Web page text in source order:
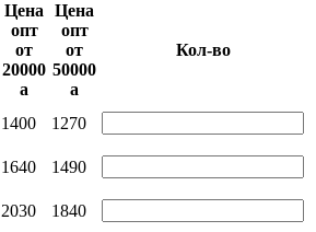
Цена
опт
от
20000
a
Цена
опт
от
50000
a
Кол-во
1400
1270
1640
1490
2030
1840